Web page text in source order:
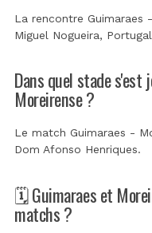
La rencontre Guimaraes
Miguel Nogueira, Portugal
Dans quel stade s'est
Moreirense ?
Le match Guimaraes -
Dom Afonso Henriques.
🗓️ Guimaraes et
matchs ?